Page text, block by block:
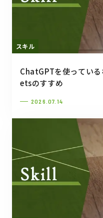
スキル
ChatGPTを使ってい
etsのすすめ
2026.07.14